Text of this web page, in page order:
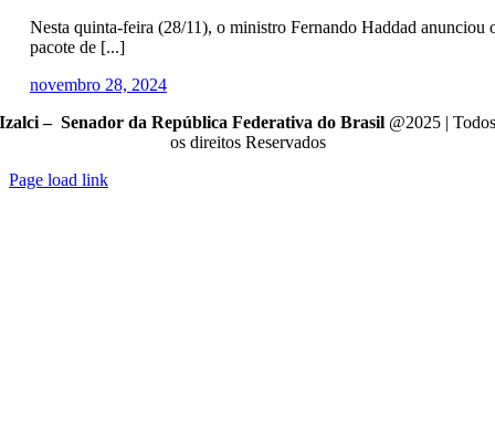
Nesta quinta-feira (28/11), o ministro Fernando Haddad anunciou
pacote de [...]
novembro 28, 2024
Izalci – Senador da República Federativa do Brasil @2025 | Todos
os direitos Reservados
Page load link